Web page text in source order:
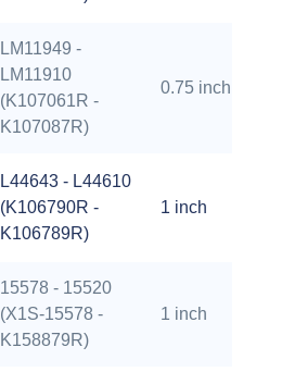
LM11949 -
LM11910
(K107061R -
K107087R)
0.75 inch
L44643 - L44610
(K106790R -
K106789R)
1 inch
15578 - 15520
(X1S-15578 -
K158879R)
1 inch